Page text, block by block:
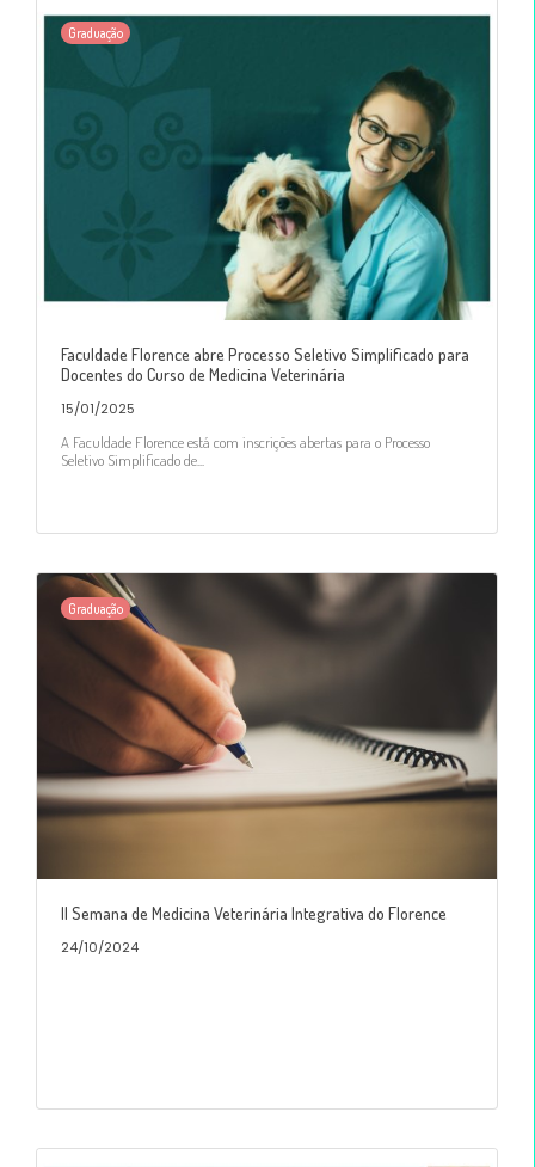
Graduação
Faculdade Florence abre Processo Seletivo Simplificado para
Docentes do Curso de Medicina Veterinária
15/01/2025
A Faculdade Florence está com inscrições abertas para o Processo
Seletivo Simplificado de...
Graduação
II Semana de Medicina Veterinária Integrativa do Florence
24/10/2024